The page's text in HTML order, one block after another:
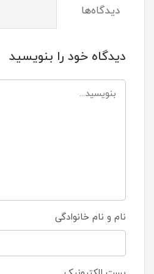
دیدگاه‌ها
دیدگاه خود را بنویسید
نام و نام خانوادگی